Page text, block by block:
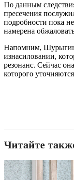
По данным
пресечения
подробности пока
намерена
Напомним, Шурыгина
изнасиловании,
резонанс. Сейчас
которого
Читайте